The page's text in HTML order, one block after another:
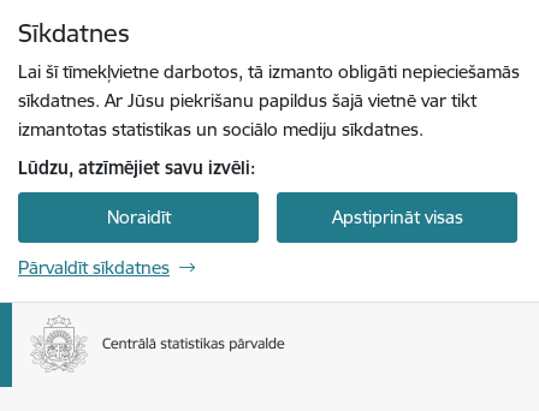
Sīkdatnes
Lai šī tīmekļvietne darbotos, tā izmanto obligāti nepieciešamās
sīkdatnes. Ar Jūsu piekrišanu papildus šajā vietnē var tikt
izmantotas statistikas un sociālo mediju sīkdatnes.
Lūdzu, atzīmējiet savu izvēli:
Noraidīt Apstiprināt visas
Pārvaldīt sīkdatnes